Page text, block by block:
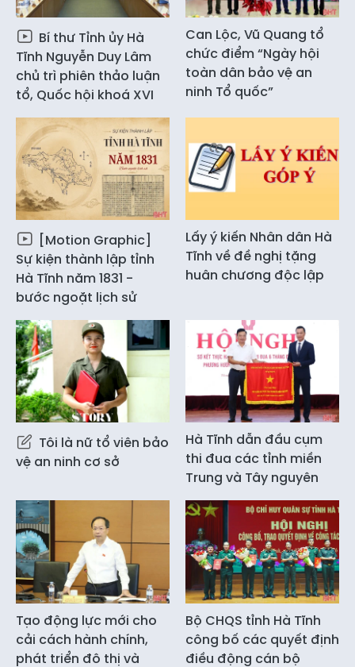
Bí thư Tỉnh ủy Hà
Tĩnh Nguyễn Duy Lâm
chủ trì phiên thảo luận
tổ, Quốc hội khoá XVI
Can Lộc, Vũ Quang tổ
chức điểm “Ngày hội
toàn dân bảo vệ an
ninh Tổ quốc”
[Motion Graphic]
Sự kiện thành lập tỉnh
Hà Tĩnh năm 1831 -
bước ngoặt lịch sử
Lấy ý kiến Nhân dân Hà
Tĩnh về đề nghị tặng
huân chương độc lập
Tôi là nữ tổ viên bảo
vệ an ninh cơ sở
Hà Tĩnh dẫn đầu cụm
thi đua các tỉnh miền
Trung và Tây nguyên
Tạo động lực mới cho
cải cách hành chính,
phát triển đô thị và
Bộ CHQS tỉnh Hà Tĩnh
công bố các quyết định
điều động cán bộ